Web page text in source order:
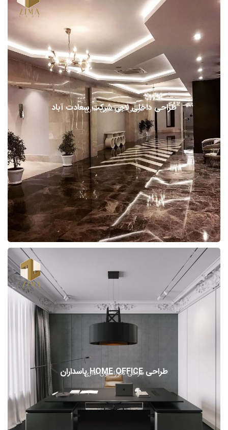
طراحی دکوراسیون اداری
طراحی داخلی لابی شرکت سعادت آباد
طراحی دکوراسیون اداریطراحی HOME OFFICE پاسداران